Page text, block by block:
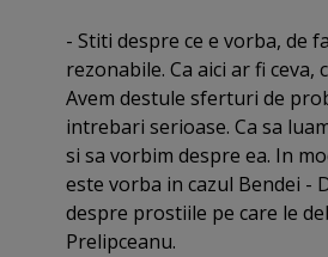
- Stiti despre ce e vorba, de
rezonabile. Ca aici ar fi ceva,
Avem destule sferturi de
intrebari serioase. Ca sa
si sa vorbim despre ea. In
este vorba in cazul Bendei -
despre prostiile pe care le
Prelipceanu.